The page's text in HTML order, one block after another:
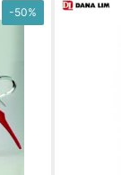
-50%